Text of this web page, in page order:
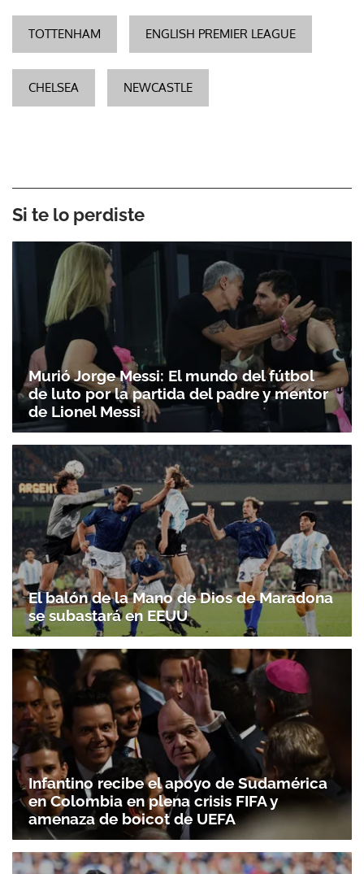
TOTTENHAM ENGLISH PREMIER LEAGUE
CHELSEA NEWCASTLE
Si te lo perdiste
Murió Jorge Messi: El mundo del fútbol
de luto por la partida del padre y mentor
de Lionel Messi
El balón de la Mano de Dios de Maradona
se subastará en EEUU
Infantino recibe el apoyo de Sudamérica
en Colombia en plena crisis FIFA y
amenaza de boicot de UEFA